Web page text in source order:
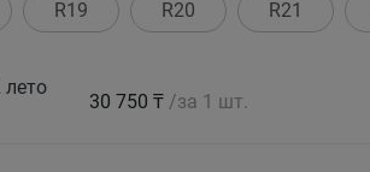
R19 R20 R21
лето
30 750 ₸ /за 1 шт.